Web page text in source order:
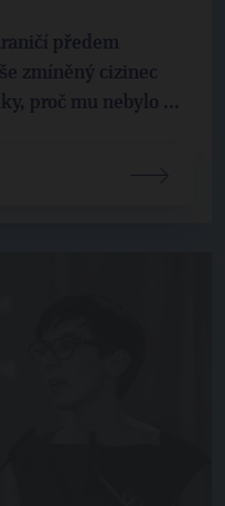
předem
zmíněný cizinec
proč mu nebylo ...